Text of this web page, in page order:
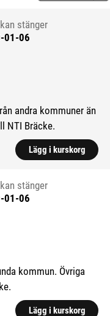
stänger
01-06
andra kommuner än
NTI Bräcke.
Lägg i kurskorg
Visa
stänger
01-06
kommun. Övriga
Lägg i kurskorg